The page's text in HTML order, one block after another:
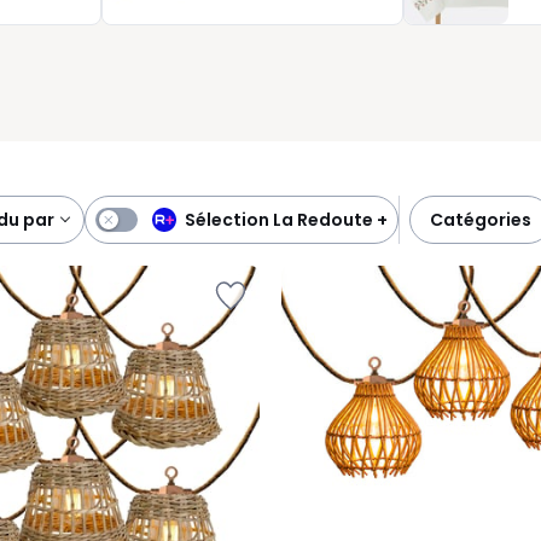
pour éclairer vos soirées dehors avec simplicité.
par Sélection La Redoute + catégories